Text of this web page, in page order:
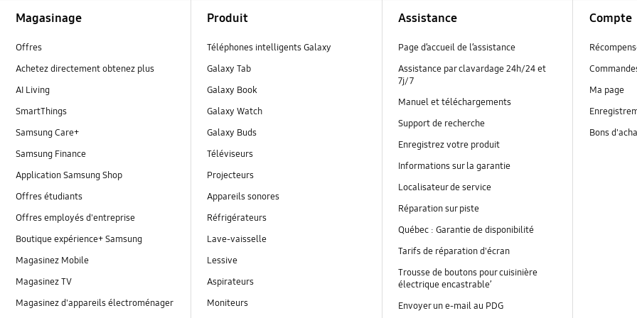
Magasinage
Offres
Achetez directement obtenez plus
AI Living
SmartThings
Samsung Care+
Samsung Finance
Application Samsung Shop
Offres étudiants
Offres employés d'entreprise
Boutique expérience+ Samsung
Magasinez Mobile
Magasinez TV
Magasinez d'appareils électroménager
Produit
Téléphones intelligents Galaxy
Galaxy Tab
Galaxy Book
Galaxy Watch
Galaxy Buds
Téléviseurs
Projecteurs
Appareils sonores
Réfrigérateurs
Lave-vaisselle
Lessive
Aspirateurs
Moniteurs
Assistance
Page d’accueil de l’assistance
Assistance par clavardage 24h/24 et
7j/7
Manuel et téléchargements
Support de recherche
Enregistrez votre produit
Informations sur la garantie
Localisateur de service
Réparation sur piste
Québec : Garantie de disponibilité
Tarifs de réparation d'écran
Trousse de boutons pour cuisinière
électrique encastrable’
Envoyer un e-mail au PDG
Compte
Ma page
Bons